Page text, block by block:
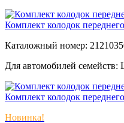
Комплект колодок
Каталожный номер:
Для автомобилей
Комплект колодок
Новинка!